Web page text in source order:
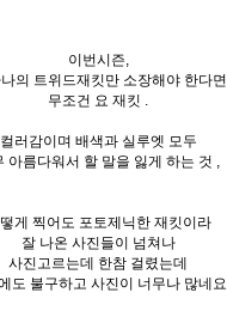
이번시즌,
의 트위드재킷만 소장해야 한다면
무조건 요 재킷 .
컬러감이며 배색과 실루엣 모두
아름다워서 할 말을 잃게 하는 것 ,
게 찍어도 포토제닉한 재킷이라
잘 나온 사진들이 넘쳐나
사진고르는데 한참 걸렸는데
도 불구하고 사진이 너무나 많네요